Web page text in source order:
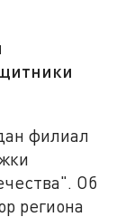
филиал
Об
региона